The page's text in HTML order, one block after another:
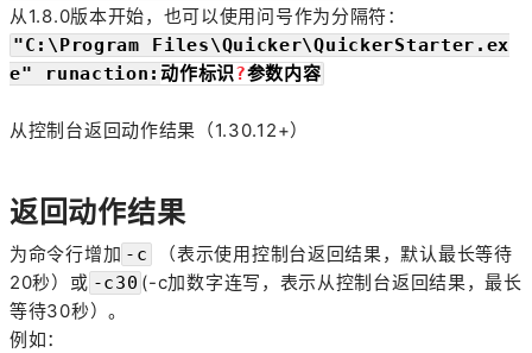
从1.8.0版本开始，也可以使用问号作为分隔符：
"C:\Program Files\Quicker\QuickerStarter.ex
e" runaction:动作标识?参数内容
从控制台返回动作结果（1.30.12+）
返回动作结果
为命令行增加 -c
（表示使用控制台返回结果，默认最长等待
20秒）或 -c30 (-c加数字连写，表示从控制台返回结果，最长
等待30秒）。
例如：